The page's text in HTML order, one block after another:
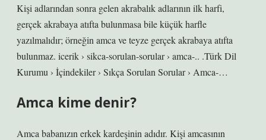
Kişi adlarından sonra gelen akrabalık adlarının ilk harfi,
gerçek akrabaya atıfta bulunmasa bile küçük harfle
yazılmalıdır; örneğin amca ve teyze gerçek akrabaya atıfta
bulunmaz. icerik › sikca-sorulan-sorular › amca-.. .Türk Dil
Kurumu › İçindekiler › Sıkça Sorulan Sorular › Amca-…
Amca kime denir?
Amca babanızın erkek kardeşinin adıdır. Kişi amcasının